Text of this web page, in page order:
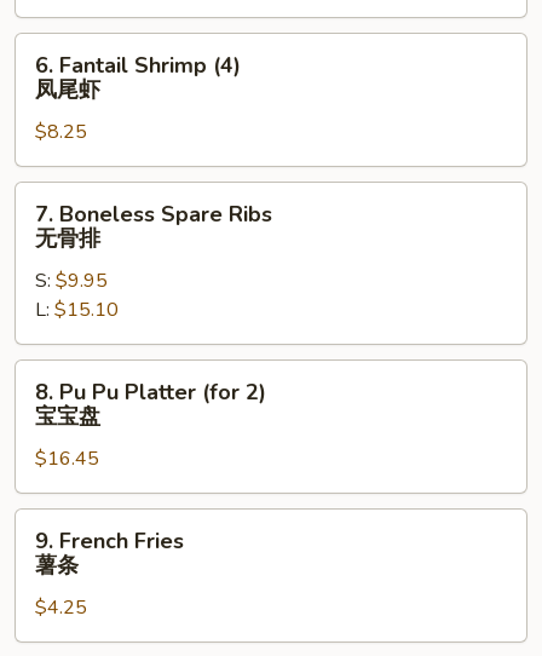
蒸
饺
Fantail
Shrimp
(4)
凤
尾
6. Fantail Shrimp (4)
凤尾虾
$8.25
Boneless
Spare
Ribs
骨
排
7. Boneless Spare Ribs
无骨排
S: $9.95
L: $15.10
Pu
Pu
Platter
(for
2)
8. Pu Pu Platter (for 2)
宝宝盘
$16.45
French
Fries
条
9. French Fries
薯条
$4.25